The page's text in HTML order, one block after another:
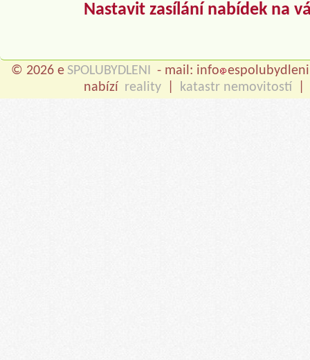
Nastavit zasílání nabídek na
© 2026 e SPOLUBYDLENI - mail: info
nabízí reality katastr nemovitostí